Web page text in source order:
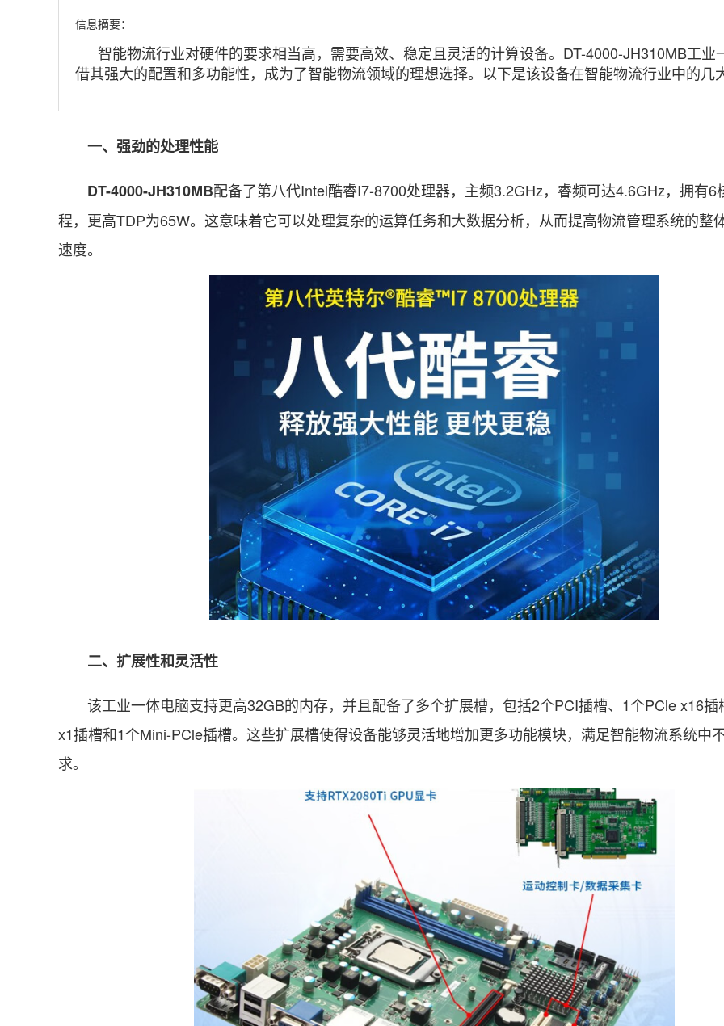
信息摘要：
智能物流行业对硬件的要求相当高，需要高效、稳定且灵活的计算设备。DT-4000-JH310MB工业
借其强大的配置和多功能性，成为了智能物流领域的理想选择。以下是该设备在智能物流行业中的几
一、强劲的处理性能
DT-4000-JH310MB配备了第八代Intel酷睿I7-8700处理器，主频3.2GHz，睿频可达4.6GHz，拥有6
程，更高TDP为65W。这意味着它可以处理复杂的运算任务和大数据分析，从而提高物流管理系统的整
速度。
二、扩展性和灵活性
该工业一体电脑支持更高32GB的内存，并且配备了多个扩展槽，包括2个PCI插槽、1个PCle x16插
x1插槽和1个Mini-PCle插槽。这些扩展槽使得设备能够灵活地增加更多功能模块，满足智能物流系统中
求。